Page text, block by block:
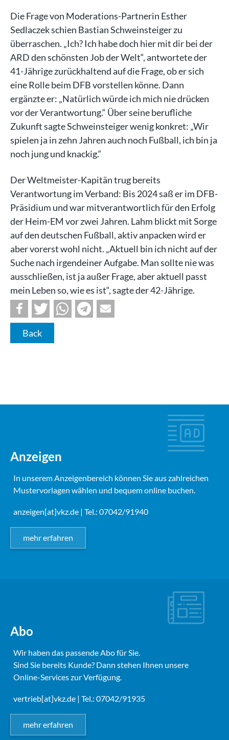
Die Frage von Moderations-Partnerin Esther
Sedlaczek schien Bastian Schweinsteiger zu
überraschen. „Ich? Ich habe doch hier mit dir bei der
ARD den schönsten Job der Welt“, antwortete der
41-Jährige zurückhaltend auf die Frage, ob er sich
eine Rolle beim DFB vorstellen könne. Dann
ergänzte er: „Natürlich würde ich mich nie drücken
vor der Verantwortung.“ Über seine berufliche
Zukunft sagte Schweinsteiger wenig konkret: „Wir
spielen ja in zehn Jahren auch noch Fußball, ich bin ja
noch jung und knackig.“
Der Weltmeister-Kapitän trug bereits
Verantwortung im Verband: Bis 2024 saß er im DFB-
Präsidium und war mitverantwortlich für den Erfolg
der Heim-EM vor zwei Jahren. Lahm blickt mit Sorge
auf den deutschen Fußball, aktiv anpacken wird er
aber vorerst wohl nicht. „Aktuell bin ich nicht auf der
Suche nach irgendeiner Aufgabe. Man sollte nie was
ausschließen, ist ja außer Frage, aber aktuell passt
mein Leben so, wie es ist“, sagte der 42-Jährige.
Back
Anzeigen
In unserem Anzeigenbereich können Sie aus zahlreichen
Mustervorlagen wählen und bequem online buchen.
anzeigen[at]vkz.de | Tel.: 07042/91940
mehr erfahren
Abo
Wir haben das passende Abo für Sie.
Sind Sie bereits Kunde? Dann stehen Ihnen unsere
Online-Services zur Verfügung.
vertrieb[at]vkz.de | Tel.: 07042/91935
mehr erfahren